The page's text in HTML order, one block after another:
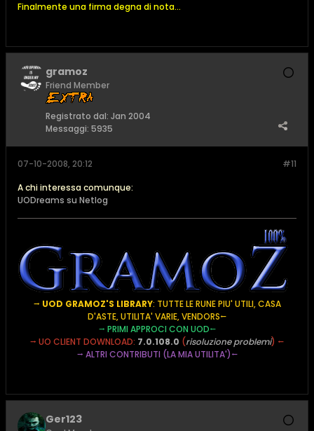
Finalmente una firma degna di nota...
gramoz
Friend Member
Registrato dal: Jan 2004
Messaggi: 5935
#11
07-10-2008, 20:12
A chi interessa comunque:
UODreams su Netlog
⭢ UOD GRAMOZ'S LIBRARY: TUTTE LE RUNE PIU' UTILI, CASA
D'ASTE, UTILITA' VARIE, VENDORS⭠
⭢ PRIMI APPROCI CON UOD⭠
⭢ UO CLIENT DOWNLOAD: 7.0.108.0 (risoluzione problemi) ⭠
⭢ ALTRI CONTRIBUTI (LA MIA UTILITA')⭠
Ger123